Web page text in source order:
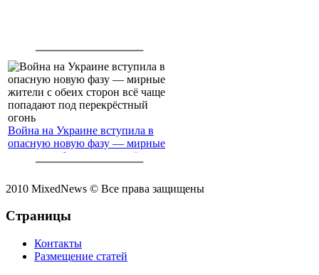
Война на Украине вступила в
опасную новую фазу — мирные
жители с обеих сторон всё чаще
2010 MixedNews © Все права защищены
Страницы
Контакты
Размещение статей